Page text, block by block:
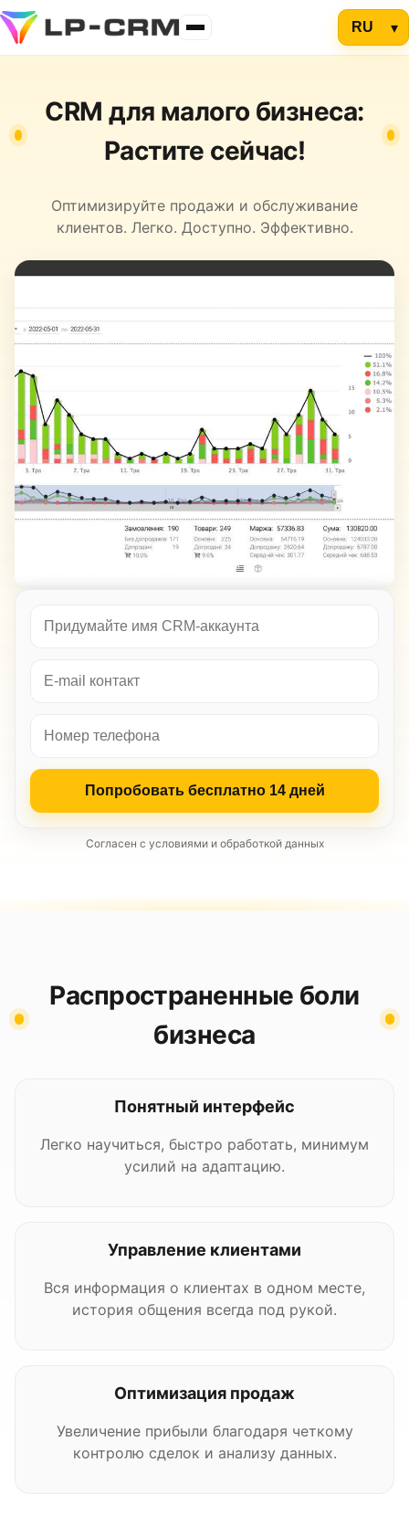
CRM для малого бизнеса:
Растите сейчас!
Оптимизируйте продажи и обслуживание
клиентов. Легко. Доступно. Эффективно.
Попробовать бесплатно 14 дней
Согласен с условиями и обработкой данных
Распространенные боли
бизнеса
Понятный интерфейс
Легко научиться, быстро работать, минимум
усилий на адаптацию.
Управление клиентами
Вся информация о клиентах в одном месте,
история общения всегда под рукой.
Оптимизация продаж
Увеличение прибыли благодаря четкому
контролю сделок и анализу данных.